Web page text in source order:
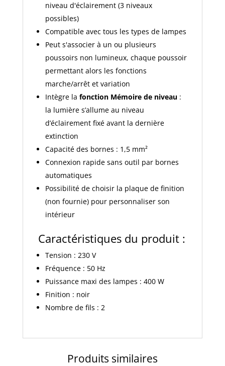
niveau d'éclairement (3 niveaux
possibles)
Compatible avec tous les types de lampes
Peut s'associer à un ou plusieurs
poussoirs non lumineux, chaque poussoir
permettant alors les fonctions
marche/arrêt et variation
Intègre la fonction Mémoire de niveau:
la lumière s’allume au niveau
d’éclairement fixé avant la dernière
extinction
Capacité des bornes : 1,5 mm²
Connexion rapide sans outil par bornes
automatiques
Possibilité de choisir la plaque de finition
(non fournie) pour personnaliser son
intérieur
Caractéristiques du produit :
Tension : 230 V
Fréquence : 50 Hz
Puissance maxi des lampes : 400 W
Finition : noir
Nombre de fils : 2
Produits similaires